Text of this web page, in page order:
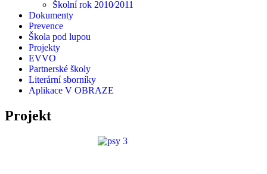
Školní rok 2010⁄2011
Dokumenty
Prevence
Škola pod lupou
Projekty
EVVO
Partnerské školy
Literární sborníky
Aplikace V OBRAZE
Projekt